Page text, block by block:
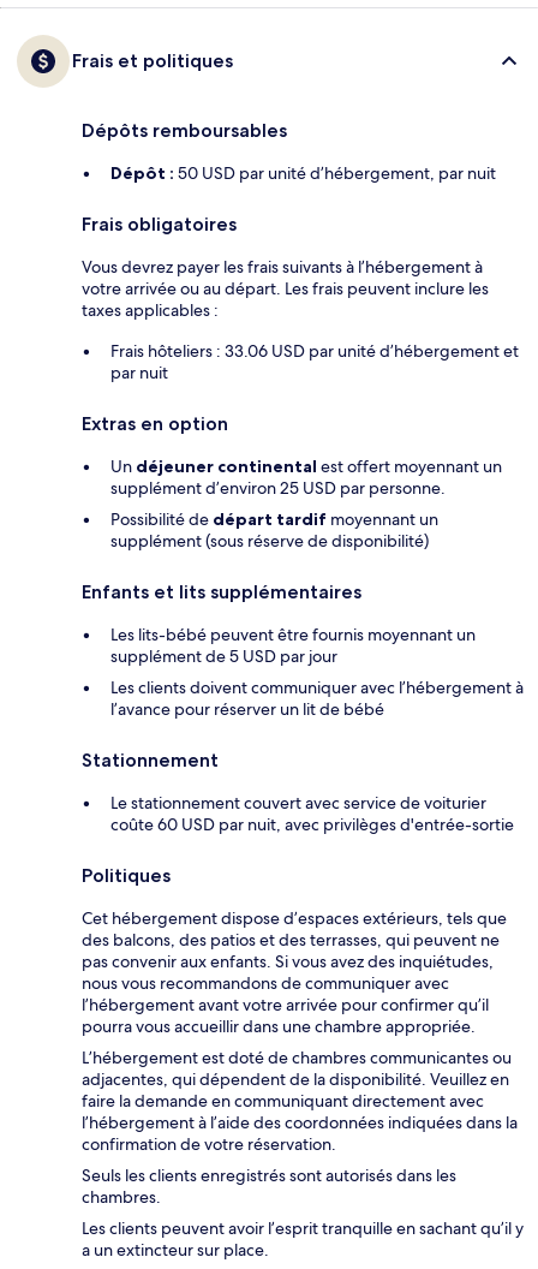
Frais et politiques
Dépôts remboursables
Dépôt : 50 USD par unité d’hébergement, par nuit
Frais obligatoires
Vous devrez payer les frais suivants à l’hébergement à
votre arrivée ou au départ. Les frais peuvent inclure les
taxes applicables :
Frais hôteliers : 33.06 USD par unité d’hébergement et
par nuit
Extras en option
Un déjeuner continental est offert moyennant un
supplément d’environ 25 USD par personne.
Possibilité de départ tardif moyennant un
supplément (sous réserve de disponibilité)
Enfants et lits supplémentaires
Les lits-bébé peuvent être fournis moyennant un
supplément de 5 USD par jour
Les clients doivent communiquer avec l’hébergement à
l’avance pour réserver un lit de bébé
Stationnement
Le stationnement couvert avec service de voiturier
coûte 60 USD par nuit, avec privilèges d'entrée-sortie
Politiques
Cet hébergement dispose d’espaces extérieurs, tels que
des balcons, des patios et des terrasses, qui peuvent ne
pas convenir aux enfants. Si vous avez des inquiétudes,
nous vous recommandons de communiquer avec
l’hébergement avant votre arrivée pour confirmer qu’il
pourra vous accueillir dans une chambre appropriée.
L’hébergement est doté de chambres communicantes ou
adjacentes, qui dépendent de la disponibilité. Veuillez en
faire la demande en communiquant directement avec
l’hébergement à l’aide des coordonnées indiquées dans la
confirmation de votre réservation.
Seuls les clients enregistrés sont autorisés dans les
chambres.
Les clients peuvent avoir l’esprit tranquille en sachant qu’il y
a un extincteur sur place.